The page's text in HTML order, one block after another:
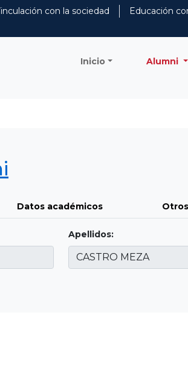
con la sociedad Educación
Inicio Alumni
Datos académicos
Apellidos: